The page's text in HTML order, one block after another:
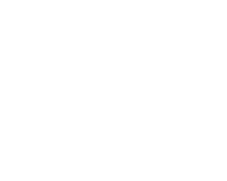
程，也是夢想漸